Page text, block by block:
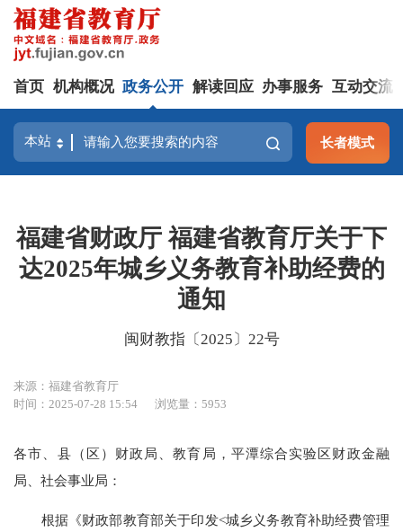
首页 机构概况 政务公开 解读回应 办事服务 互动交流
长者模式
福建省财政厅 福建省教育厅关于下
达2025年城乡义务教育补助经费的
通知
闽财教指〔2025〕22号
来源：福建省教育厅
时间：2025-07-28 15:54
浏览量：5953
各市、县（区）财政局、教育局，平潭综合实验区财政金融
局、社会事业局：
根据《财政部教育部关于印发<城乡义务教育补助经费管理